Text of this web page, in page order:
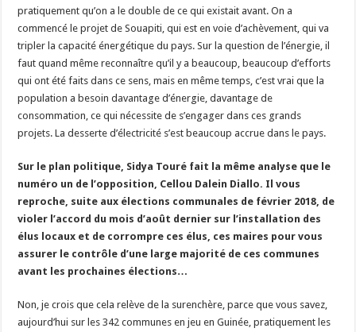
pratiquement qu’on a le double de ce qui existait avant. On a
commencé le projet de Souapiti, qui est en voie d’achèvement, qui va
tripler la capacité énergétique du pays. Sur la question de l’énergie, il
faut quand même reconnaître qu’il y a beaucoup, beaucoup d’efforts
qui ont été faits dans ce sens, mais en même temps, c’est vrai que la
population a besoin davantage d’énergie, davantage de
consommation, ce qui nécessite de s’engager dans ces grands
projets. La desserte d’électricité s’est beaucoup accrue dans le pays.
Sur le plan politique, Sidya Touré fait la même analyse que le
numéro un de l’opposition, Cellou Dalein Diallo. Il vous
reproche, suite aux élections communales de février 2018, de
violer l’accord du mois d’août dernier sur l’installation des
élus locaux et de corrompre ces élus, ces maires pour vous
assurer le contrôle d’une large majorité de ces communes
avant les prochaines élections…
Non, je crois que cela relève de la surenchère, parce que vous savez,
aujourd’hui sur les 342 communes en jeu en Guinée, pratiquement les